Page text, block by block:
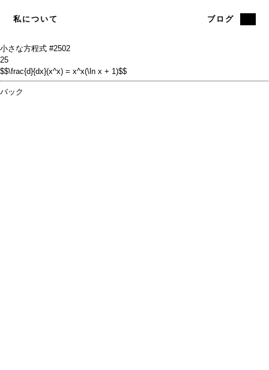
私について ブログ
小さな方程式 #2502
25
$$\frac{d}{dx}(x^x) = x^x(\ln x + 1)$$
バック